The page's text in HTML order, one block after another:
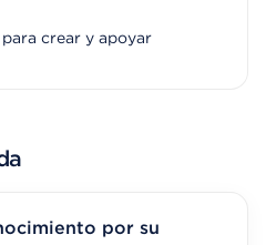
crear y apoyar
por su